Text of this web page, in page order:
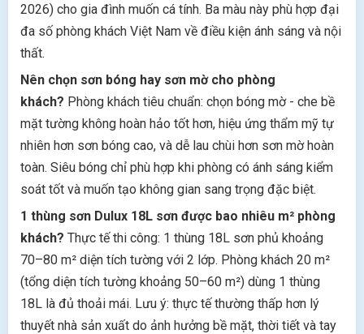
2026) cho gia đình muốn cá tính. Ba màu này phù hợp đại
đa số phòng khách Việt Nam về điều kiện ánh sáng và nội
thất.
Nên chọn sơn bóng hay sơn mờ cho phòng
khách? Phòng khách tiêu chuẩn: chọn bóng mờ - che bề
mặt tường không hoàn hảo tốt hơn, hiệu ứng thẩm mỹ tự
nhiên hơn sơn bóng cao, và dễ lau chùi hơn sơn mờ hoàn
toàn. Siêu bóng chỉ phù hợp khi phòng có ánh sáng kiểm
soát tốt và muốn tạo không gian sang trọng đặc biệt.
1 thùng sơn Dulux 18L sơn được bao nhiêu m² phòng
khách? Thực tế thi công: 1 thùng 18L sơn phủ khoảng
70–80 m² diện tích tường với 2 lớp. Phòng khách 20 m²
(tổng diện tích tường khoảng 50–60 m²) dùng 1 thùng
18L là đủ thoải mái. Lưu ý: thực tế thường thấp hơn lý
thuyết nhà sản xuất do ảnh hưởng bề mặt, thời tiết và tay